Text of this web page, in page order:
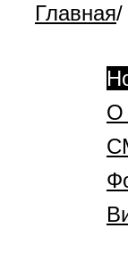
Главная/
О